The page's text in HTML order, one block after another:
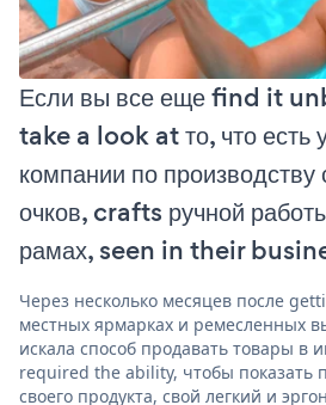
Если вы все еще find it
take a look at то, что
компании по
очков, crafts ручной
рамах, seen in their
Через несколько месяцев после
местных ярмарках и ремесленных
искала способ продавать товары в
required the ability, чтобы показать
своего продукта, свой легкий и